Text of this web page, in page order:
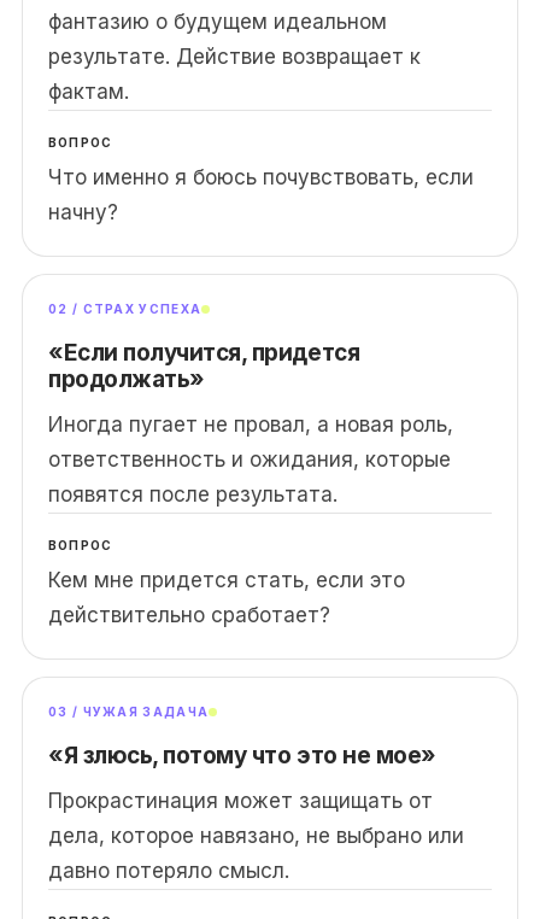
фантазию о будущем идеальном
результате. Действие возвращает к
фактам.
ВОПРОС
Что именно я боюсь почувствовать, если
начну?
02 / СТРАХ УСПЕХА
«Если получится, придется
продолжать»
Иногда пугает не провал, а новая роль,
ответственность и ожидания, которые
появятся после результата.
ВОПРОС
Кем мне придется стать, если это
действительно сработает?
03 / ЧУЖАЯ ЗАДАЧА
«Я злюсь, потому что это не мое»
Прокрастинация может защищать от
дела, которое навязано, не выбрано или
давно потеряло смысл.